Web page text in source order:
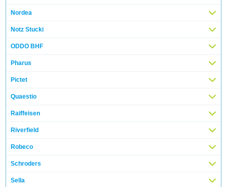
Nordea
Notz Stucki
ODDO BHF
Pharus
Pictet
Quaestio
Raiffeisen
Riverfield
Robeco
Schroders
Sella